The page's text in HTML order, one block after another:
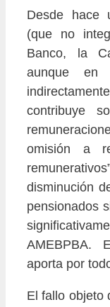
Desde hace
(que no
Banco, la
aunque
contribuye
omisión a
disminución
pensionados
AMEBPBA.
aporta por
El fallo objeto